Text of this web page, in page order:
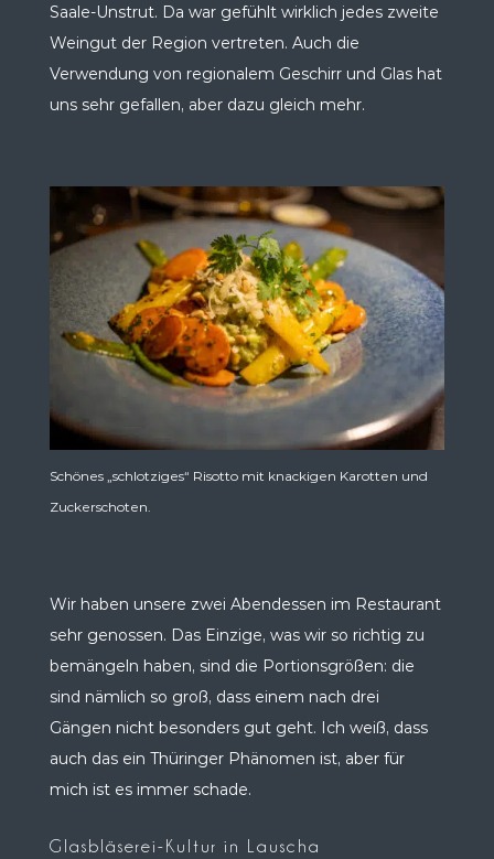
Saale-Unstrut. Da war gefühlt wirklich jedes zweite
Weingut der Region vertreten. Auch die
Verwendung von regionalem Geschirr und Glas hat
uns sehr gefallen, aber dazu gleich mehr.
Schönes „schlotziges“ Risotto mit knackigen Karotten und
Zuckerschoten.
Wir haben unsere zwei Abendessen im Restaurant
sehr genossen. Das Einzige, was wir so richtig zu
bemängeln haben, sind die Portionsgrößen: die
sind nämlich so groß, dass einem nach drei
Gängen nicht besonders gut geht. Ich weiß, dass
auch das ein Thüringer Phänomen ist, aber für
mich ist es immer schade.
Glasbläserei-Kultur in Lauscha